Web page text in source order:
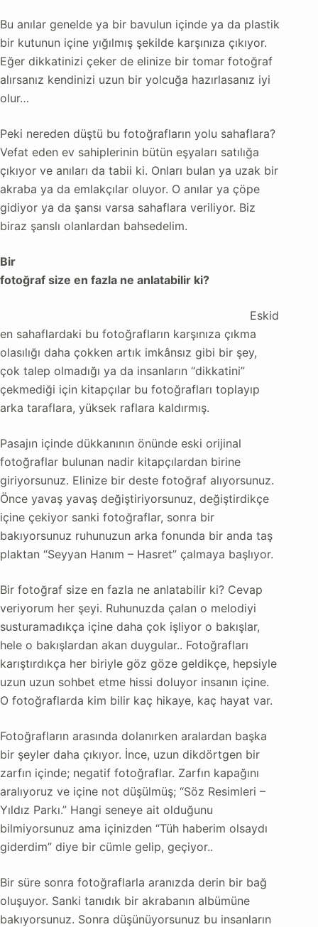
Bu anılar genelde ya bir bavulun içinde ya da plastik
bir kutunun içine yığılmış şekilde karşınıza çıkıyor.
Eğer dikkatinizi çeker de elinize bir tomar fotoğraf
alırsanız kendinizi uzun bir yolcuğa hazırlasanız iyi
olur…
Peki nereden düştü bu fotoğrafların yolu sahaflara?
Vefat eden ev sahiplerinin bütün eşyaları satılığa
çıkıyor ve anıları da tabii ki. Onları bulan ya uzak bir
akraba ya da emlakçılar oluyor. O anılar ya çöpe
gidiyor ya da şansı varsa sahaflara veriliyor. Biz
biraz şanslı olanlardan bahsedelim.
Bir
fotoğraf size en fazla ne anlatabilir ki?
Eskid
en sahaflardaki bu fotoğrafların karşınıza çıkma
olasılığı daha çokken artık imkânsız gibi bir şey,
çok talep olmadığı ya da insanların “dikkatini”
çekmediği için kitapçılar bu fotoğrafları toplayıp
arka taraflara, yüksek raflara kaldırmış.
Pasajın içinde dükkanının önünde eski orijinal
fotoğraflar bulunan nadir kitapçılardan birine
giriyorsunuz. Elinize bir deste fotoğraf alıyorsunuz.
Önce yavaş yavaş değiştiriyorsunuz, değiştirdikçe
içine çekiyor sanki fotoğraflar, sonra bir
bakıyorsunuz ruhunuzun arka fonunda bir anda taş
plaktan “Seyyan Hanım – Hasret” çalmaya başlıyor.
Bir fotoğraf size en fazla ne anlatabilir ki? Cevap
veriyorum her şeyi. Ruhunuzda çalan o melodiyi
susturamadıkça içine daha çok işliyor o bakışlar,
hele o bakışlardan akan duygular.. Fotoğrafları
karıştırdıkça her biriyle göz göze geldikçe, hepsiyle
uzun uzun sohbet etme hissi doluyor insanın içine.
O fotoğraflarda kim bilir kaç hikaye, kaç hayat var.
Fotoğrafların arasında dolanırken aralardan başka
bir şeyler daha çıkıyor. İnce, uzun dikdörtgen bir
zarfın içinde; negatif fotoğraflar. Zarfın kapağını
aralıyoruz ve içine not düşülmüş; “Söz Resimleri –
Yıldız Parkı.” Hangi seneye ait olduğunu
bilmiyorsunuz ama içinizden “Tüh haberim olsaydı
giderdim” diye bir cümle gelip, geçiyor..
Bir süre sonra fotoğraflarla aranızda derin bir bağ
oluşuyor. Sanki tanıdık bir akrabanın albümüne
bakıyorsunuz. Sonra düşünüyorsunuz bu insanların